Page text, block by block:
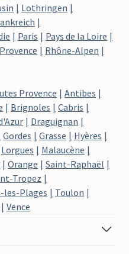
Lothringen
Paris
Pays de la Loire
Provence
Rhône-Alpen
Provence
Antibes
Brignoles
Cabris
Draguignan
Gordes Grasse
Hyères
Lorgues
Malaucène
Orange
Saint-Raphaël
Tropez
les-Plages
Toulon
Vence